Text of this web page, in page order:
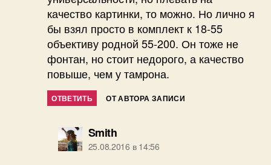
качество картинки, то можно. Но лично я
бы взял просто в комплект к 18-55
объективу родной 55-200. Он тоже не
фонтан, но стоит недорого, а качество
повыше, чем у тамрона.
ОТВЕТИТЬ ОТ АВТОРА ЗАПИСИ
Smithпишет:
25.08.2016 в 14:56